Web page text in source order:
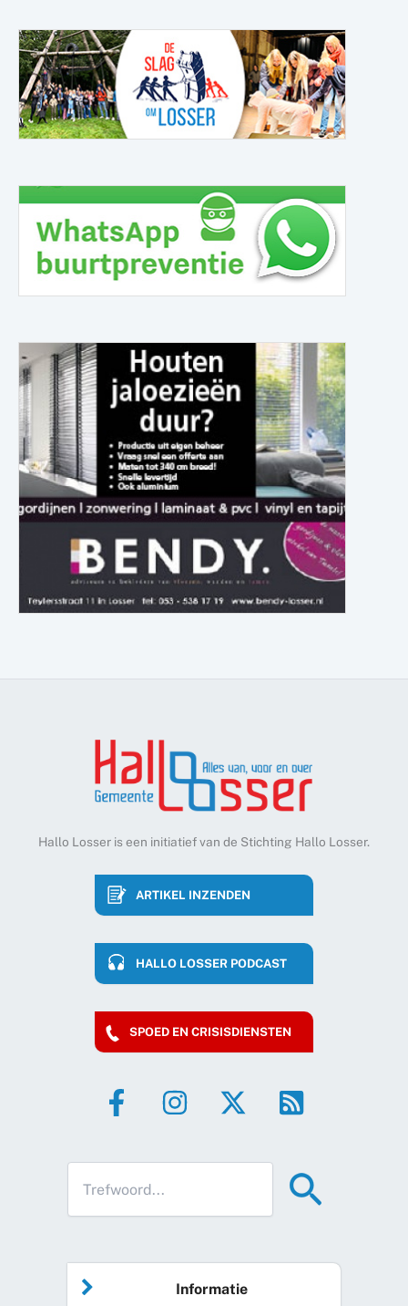
Hallo Losser is een initiatief van de Stichting Hallo Losser.
ARTIKEL INZENDEN
HALLO LOSSER PODCAST
SPOED EN CRISISDIENSTEN
Informatie